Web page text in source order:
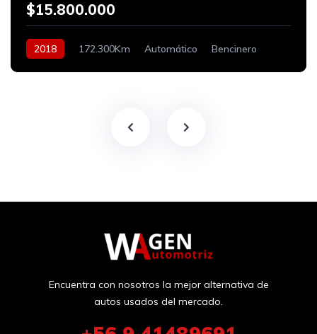
$15.800.000
2018 172.300Km Automático Bencinero
Encuentra con nosotros la mejor alternativa de
autos usados del mercado.